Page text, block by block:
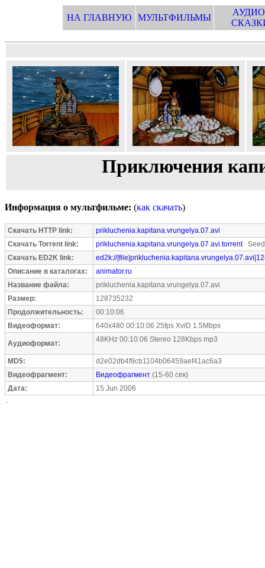
НА ГЛАВНУЮ МУЛЬТФИЛЬМЫ
Приключения
Информация о мультфильме: (как скачать)
Скачать HTTP link:
prikluchenia.kapitana.vrungelya.07.avi
Скачать Torrent link:
prikluchenia.kapitana.vrungelya.07.avi.torrent
Скачать ED2K link:
ed2k://
Описание в каталогах:
animator.ru
Название файла:
prikluchenia.kapitana.vrungelya.07.avi
Размер:
128735232
Продолжительность:
00:10:06
Видеоформат:
640x480 00:10:06 25fps XviD 1.5Mbps
Аудиоформат: 48KHz 00:10:06 Stereo 128Kbps mp3
MD5:
d2e02db4f9cb1104b06459aef41ac6a3
Видеофрагмент:
Видеофрагмент (15-60 сек)
Дата:
15 Jun 2006